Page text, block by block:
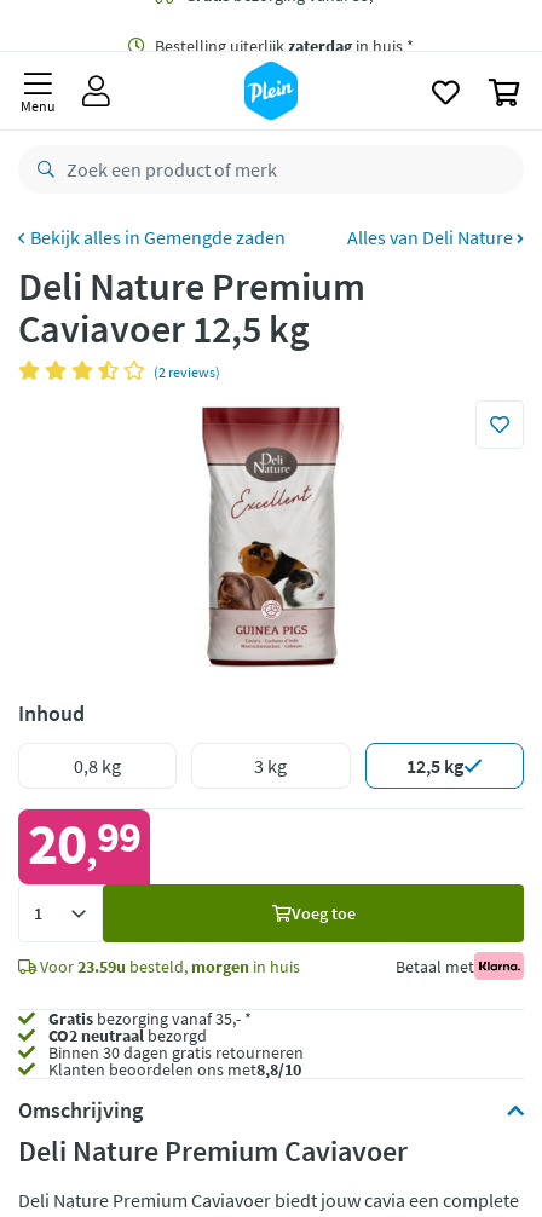
Bestelling uiterlijkzaterdag
retourneren
CO2 neutraal bezorgd
Betaal met Klarna
Menu
Gemengde zaden Alles van Deli Nature
Deli Nature Premium
Caviavoer 12,5 kg
(2 reviews)
Inhoud
0,8 kg 3 kg 12,5 kg
20,99
Voeg toe
Voor23.59u besteld, morgen in huis Betaal met
Gratis bezorging vanaf 35,- *
CO2 neutraalbezorgd
Binnen 30 dagen gratis retourneren
Klanten beoordelen ons met8,8/10
Omschrijving
Deli Nature Premium Caviavoer
Deli Nature Premium Caviavoer biedt jouw cavia een complete